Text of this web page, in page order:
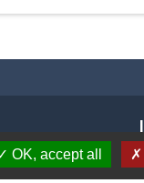
OK, accept all